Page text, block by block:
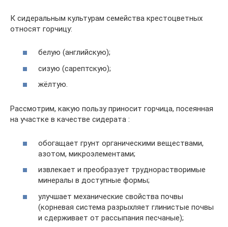
К сидеральным культурам семейства крестоцветных
относят горчицу:
белую (английскую);
сизую (сарептскую);
жёлтую.
Рассмотрим, какую пользу приносит горчица, посеянная
на участке в качестве сидерата :
обогащает грунт органическими веществами,
азотом, микроэлементами;
извлекает и преобразует труднорастворимые
минералы в доступные формы;
улучшает механические свойства почвы
(корневая система разрыхляет глинистые почвы
и сдерживает от рассыпания песчаные);